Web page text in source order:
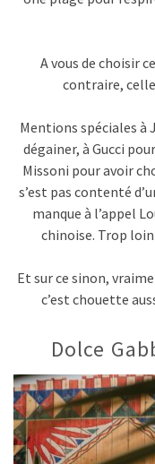
A vous de choisir
contraire,
Mentions spéciales à
dégainer, à Gucci
Missoni pour avoir
s’est pas contenté
manque à l’appel
chinoise. Trop
Et sur ce sinon,
c’est chouette
Dolce